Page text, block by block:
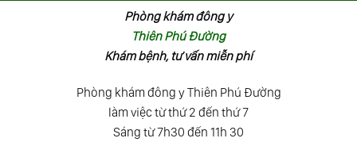
Phòng khám đông y
Thiên Phú Đường
Khám bệnh, tư vấn miễn phí
Phòng khám đông y Thiên Phú Đường
làm việc từ thứ 2 đến thứ 7
Sáng từ 7h30 đến 11h 30